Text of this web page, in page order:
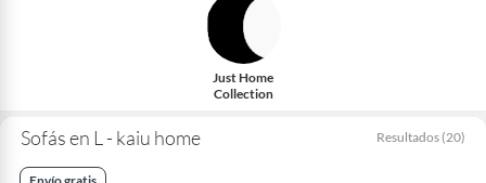
Just Home
Collection
Sofás en L - kaiu home Resultados (20)